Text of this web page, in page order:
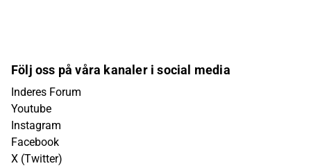
Följ oss på våra kanaler i social media
Inderes Forum
Youtube
Instagram
Facebook
X (Twitter)